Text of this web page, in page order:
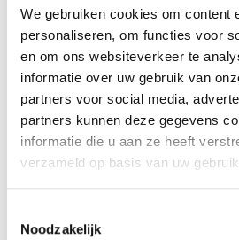
We gebruiken cookies om content
personaliseren, om functies voor
en om ons websiteverkeer te
informatie over uw gebruik van
partners voor social media,
partners kunnen deze gegevens
informatie die u aan ze heeft
verzameld op basis van uw
Noodzakelijk
Misschien vind je